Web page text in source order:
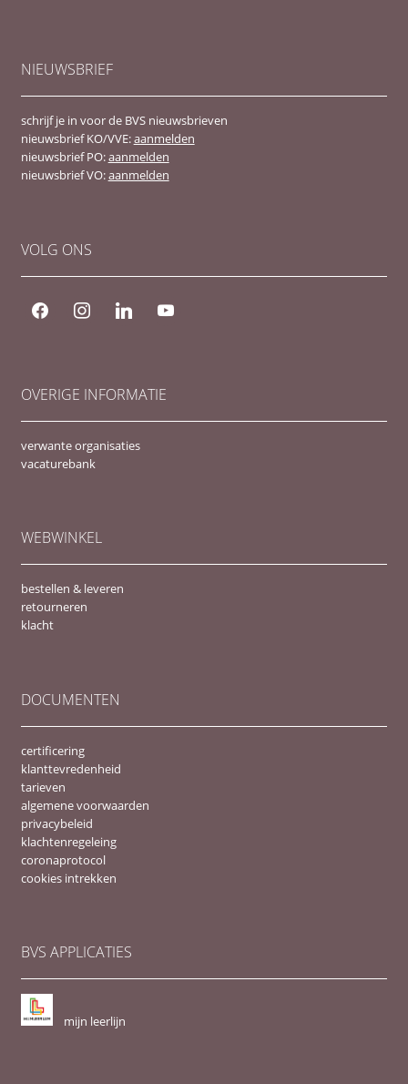
NIEUWSBRIEF
schrijf je in voor de BVS nieuwsbrieven
nieuwsbrief KO/VVE:aanmelden
nieuwsbrief PO:aanmelden
nieuwsbrief VO:aanmelden
VOLG ONS
OVERIGE INFORMATIE
verwante organisaties
vacaturebank
WEBWINKEL
bestellen & leveren
retourneren
klacht
DOCUMENTEN
certificering
klanttevredenheid
tarieven
algemene voorwaarden
privacybeleid
klachtenregeleing
coronaprotocol
cookies intrekken
BVS APPLICATIES
mijn leerlijn